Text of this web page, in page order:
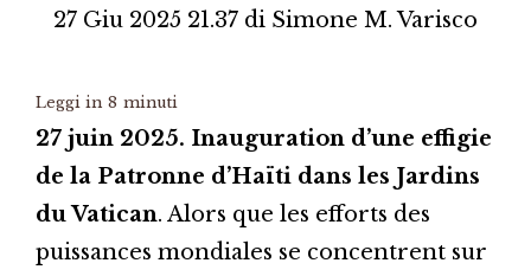
27 Giu 2025 21.37 di Simone M. Varisco
Leggi in 8 minuti
27 juin 2025. Inauguration d’une effigie
de la Patronne d’Haïti dans les Jardins
du Vatican. Alors que les efforts des
puissances mondiales se concentrent sur